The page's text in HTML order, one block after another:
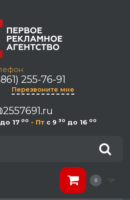
255-76-91
Перезвоните мне
до 17 00 - Пт c 9 30 до 16 00
0